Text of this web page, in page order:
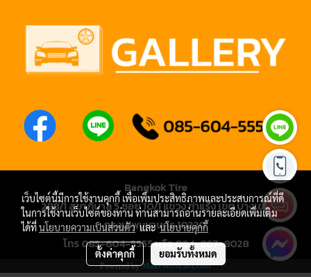
Bangkok Tire
288/1 สุขาภิบาล 5 ซอย 10/1 แขวง ท่าแร้ง เขต บางเขน
กรุงเทพมหานคร 10220
โทร 085-604-5555 หรือ 064-867-8028
Powered byMakeWebEasy.com
เว็บไซต์นี้มีการใช้งานคุกกี้ เพื่อเพิ่มประสิทธิภาพและประสบการณ์ที่ดี
ในการใช้งานเว็บไซต์ของท่าน ท่านสามารถอ่านรายละเอียดเพิ่มเติม
ได้ที่นโยบายความเป็นส่วนตัวและนโยบายคุกกี้
ตั้งค่าคุกกี้ ยอมรับทั้งหมด